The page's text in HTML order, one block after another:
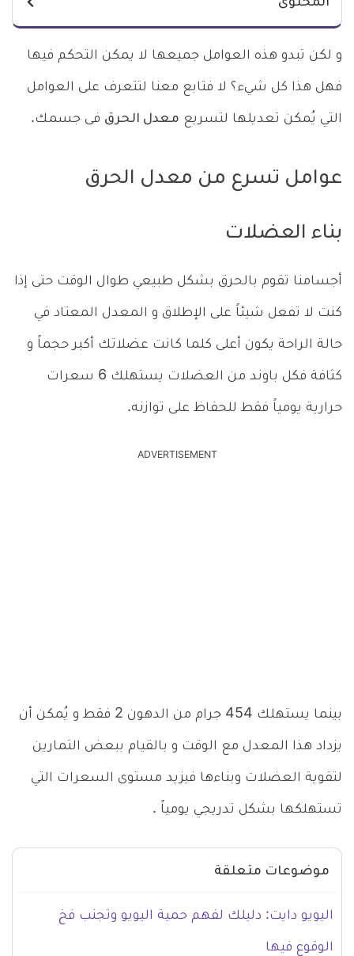
المحتوى
و لكن تبدو هذه العوامل جميعها لا يمكن التحكم فيها
فهل هذا كل شيء؟ لا فتابع معنا لتتعرف على العوامل
التي يُمكن تعديلها لتسريع معدل الحرق فى جسمك.
عوامل تسرع من معدل الحرق
بناء العضلات
أجسامنا تقوم بالحرق بشكل طبيعي طوال الوقت حتى إذا
كنت لا تفعل شيئاً على الإطلاق و المعدل المعتاد في
حالة الراحة يكون أعلى كلما كانت عضلاتك أكبر حجماً و
كثافة فكل باوند من العضلات يستهلك 6 سعرات
حرارية يومياً فقط للحفاظ على توازنه.
ADVERTISEMENT
بينما يستهلك 454 جرام من الدهون 2 فقط و يُمكن أن
يزداد هذا المعدل مع الوقت و بالقيام ببعض التمارين
لتقوية العضلات وبناءها فيزيد مستوى السعرات التي
تستهلكها بشكل تدريجي يومياً .
موضوعات متعلقة
اليويو دايت: دليلك لفهم حمية اليويو وتجنب فخ
الوقوع فيها